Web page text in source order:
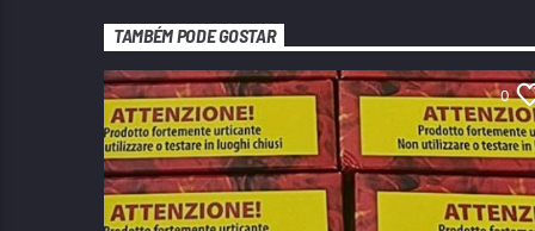
TAMBÉM PODE GOSTAR
0